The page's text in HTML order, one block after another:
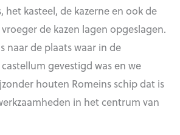
het kasteel, de kazerne en ook de
de kazen lagen opgeslagen.
naar de plaats waar in de
gevestigd was en we
houten Romeins schip dat is
in het centrum van